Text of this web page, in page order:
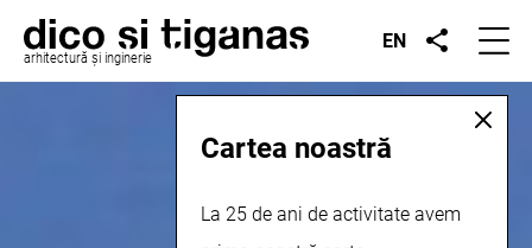
arhitectură și inginerie
EN
Cartea noastră
La 25 de ani de activitate avem